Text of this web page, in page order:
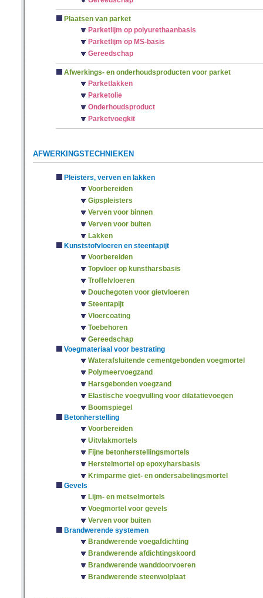
Plaatsen van parket
Parketlijm op polyurethaanbasis
Parketlijm op MS-basis
Gereedschap
Afwerkings- en onderhoudsproducten voor parket
Parketlakken
Parketolie
Onderhoudsproduct
Parketvoegkit
AFWERKINGSTECHNIEKEN
Pleisters, verven en lakken
Voorbereiden
Gipspleisters
Verven voor binnen
Verven voor buiten
Lakken
Kunststofvloeren en steentapijt
Voorbereiden
Topvloer op kunstharsbasis
Troffelvloeren
Douchegoten voor gietvloeren
Steentapijt
Vloercoating
Toebehoren
Gereedschap
Voegmateriaal voor bestrating
Waterafsluitende cementgebonden voegmortel
Polymeervoegzand
Harsgebonden voegzand
Elastische voegvulling voor dilatatievoegen
Boomspiegel
Betonherstelling
Voorbereiden
Uitvlakmortels
Fijne betonherstellingsmortels
Herstelmortel op epoxyharsbasis
Krimparme giet- en ondersabelingsmortel
Gevels
Lijm- en metselmortels
Voegmortel voor gevels
Verven voor buiten
Brandwerende systemen
Brandwerende voegafdichting
Brandwerende afdichtingskoord
Brandwerende wanddoorvoeren
Brandwerende steenwolplaat